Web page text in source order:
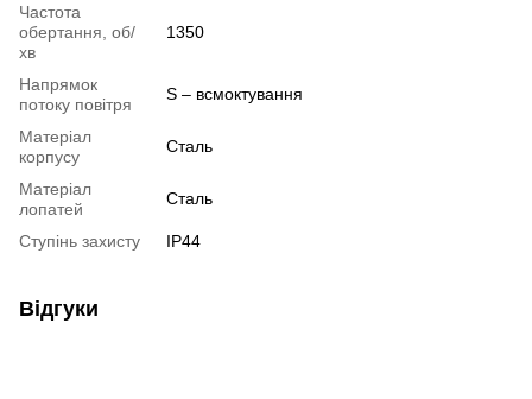
Частота
обертання, об/
хв
1350
Напрямок
потоку повітря
S – всмоктування
Матеріал
корпусу
Сталь
Матеріал
лопатей
Сталь
Ступінь захисту IP44
Відгуки